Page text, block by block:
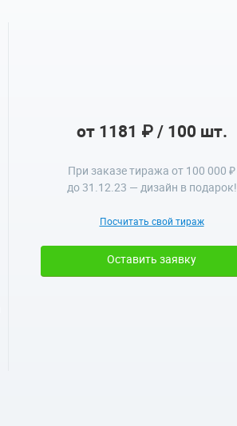
от 1181 ₽ / 100 шт.
При заказе тиража от 100 000 ₽
до 31.12.23 — дизайн в подарок!
Посчитать свой тираж
Оставить заявку